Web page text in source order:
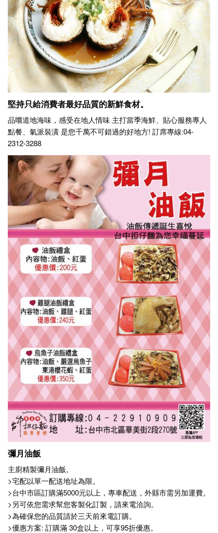
堅持只給消費者最好品質的新鮮食材。
品嚐道地海味，感受在地人情味 主打當季海鮮、貼心服務專人
點餐、氣派裝潢 是您千萬不可錯過的好地方! 訂席專線:04-
2312-3288
彌月油飯
主廚精製彌月油飯,
>宅配以單一配送地址為限。
>台中市區訂購滿5000元以上，專車配送，外縣市需另加運費。
>另可依您需求幫您客製化訂製，請來電洽詢。
>為確保您的品質請於三天前來電訂購。
>優惠方案: 訂購滿 30盒以上，可享95折優惠。